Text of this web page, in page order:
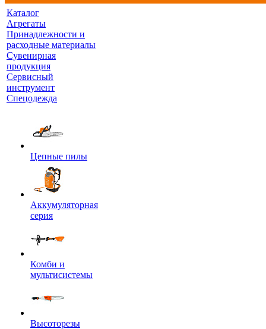
Каталог
Агрегаты
Принадлежности и
расходные материалы
Сувенирная
продукция
Сервисный
инструмент
Спецодежда
Цепные пилы
Аккумуляторная
серия
Комби и
мультисистемы
Высоторезы